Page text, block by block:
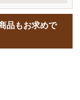
品もお求めで